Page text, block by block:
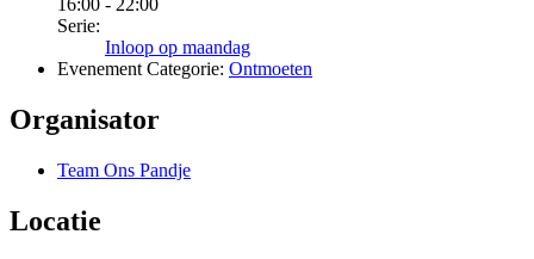
16:00 - 22:00
Serie:
Inloop op maandag
Evenement Categorie: Ontmoeten
Organisator
Team Ons Pandje
Locatie